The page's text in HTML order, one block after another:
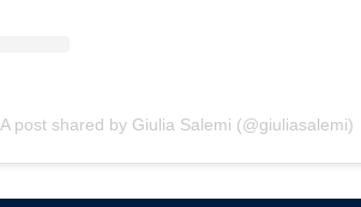
A post shared by Giulia Salemi (@giuliasalemi)